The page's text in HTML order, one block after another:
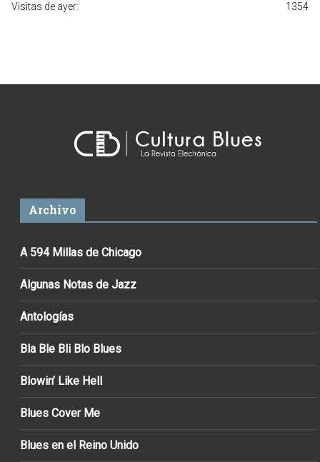
1354
Visitas de ayer:
Archivo
A 594 Millas de Chicago
Algunas Notas de Jazz
Antologías
Bla Ble Bli Blo Blues
Blowin’ Like Hell
Blues Cover Me
Blues en el Reino Unido